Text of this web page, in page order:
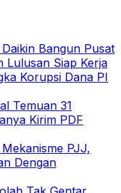
Bangun Pusat
Lulusan Siap Kerja
Korupsi Dana PI
Temuan 31
Kirim PDF
PJJ,
Dengan